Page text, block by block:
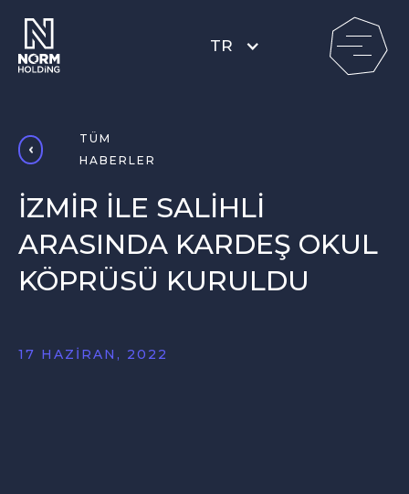
TR
TÜM
HABERLER
İZMİR İLE SALİHLİ
ARASINDA KARDEŞ OKUL
KÖPRÜSÜ KURULDU
17 HAZIRAN, 2022